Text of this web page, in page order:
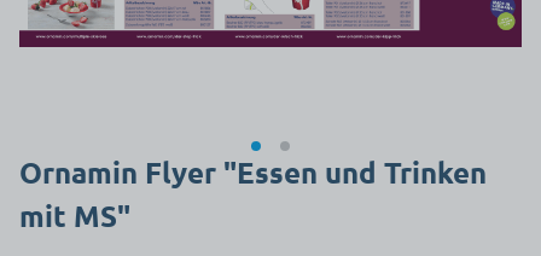
Ornamin Flyer "Essen und Trinken
mit MS"